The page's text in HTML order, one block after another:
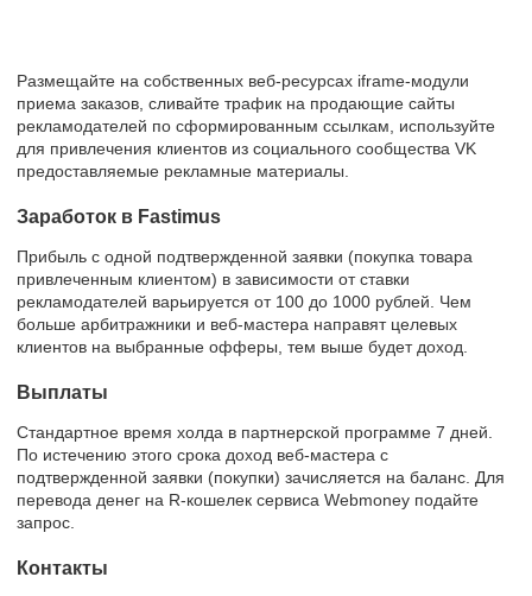
Размещайте на собственных веб-ресурсах iframe-модули
приема заказов, сливайте трафик на продающие сайты
рекламодателей по сформированным ссылкам, используйте
для привлечения клиентов из социального сообщества VK
предоставляемые рекламные материалы.
Заработок в Fastimus
Прибыль с одной подтвержденной заявки (покупка товара
привлеченным клиентом) в зависимости от ставки
рекламодателей варьируется от 100 до 1000 рублей. Чем
больше арбитражники и веб-мастера направят целевых
клиентов на выбранные офферы, тем выше будет доход.
Выплаты
Стандартное время холда в партнерской программе 7 дней.
По истечению этого срока доход веб-мастера с
подтвержденной заявки (покупки) зачисляется на баланс. Для
перевода денег на R-кошелек сервиса Webmoney подайте
запрос.
Контакты